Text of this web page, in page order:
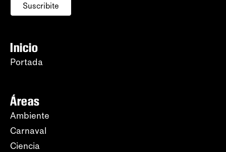
Suscribite
Inicio
Portada
Áreas
Ambiente
Carnaval
Ciencia